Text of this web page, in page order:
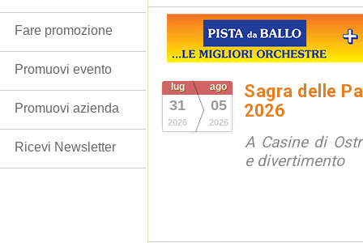
lug
31
2026
ago
05
2026
Sagra delle
2026
A Casine di
e divertimento
Fare promozione
Promuovi evento
Promuovi azienda
Ricevi Newsletter